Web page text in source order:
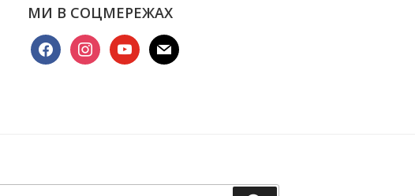
МИ В СОЦМЕРЕЖАХ
facebookinstagramyoutubemail